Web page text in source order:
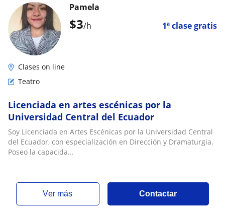
$3/h 1ª clase gratis
Pamela
Clases on line
Teatro
Licenciada en artes escénicas por la
Universidad Central del Ecuador
Soy Licenciada en Artes Escénicas por la Universidad Central
del Ecuador, con especialización en Dirección y Dramaturgia.
Poseo la capacida...
ver más Contactar